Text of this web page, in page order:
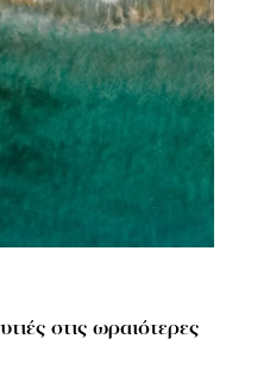
στις ωραιότερες